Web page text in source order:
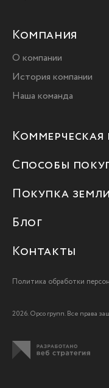
Компания
О компании
История компании
Наша команда
Способы
Покупка земли
Блог
Контакты
Политика обработки
2026. Орсо групп. Все права